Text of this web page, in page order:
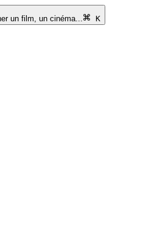
un film, un cinéma...
K